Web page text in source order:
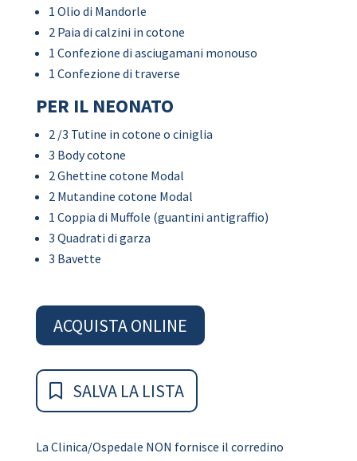
1 Olio di Mandorle
2 Paia di calzini in cotone
1 Confezione di asciugamani monouso
1 Confezione di traverse
PER IL NEONATO
2 /3 Tutine in cotone o ciniglia
3 Body cotone
2 Ghettine cotone Modal
2 Mutandine cotone Modal
1 Coppia di Muffole (guantini antigraffio)
3 Quadrati di garza
3 Bavette
ACQUISTA ONLINE
SALVA LA LISTA
La Clinica/Ospedale NON fornisce il corredino